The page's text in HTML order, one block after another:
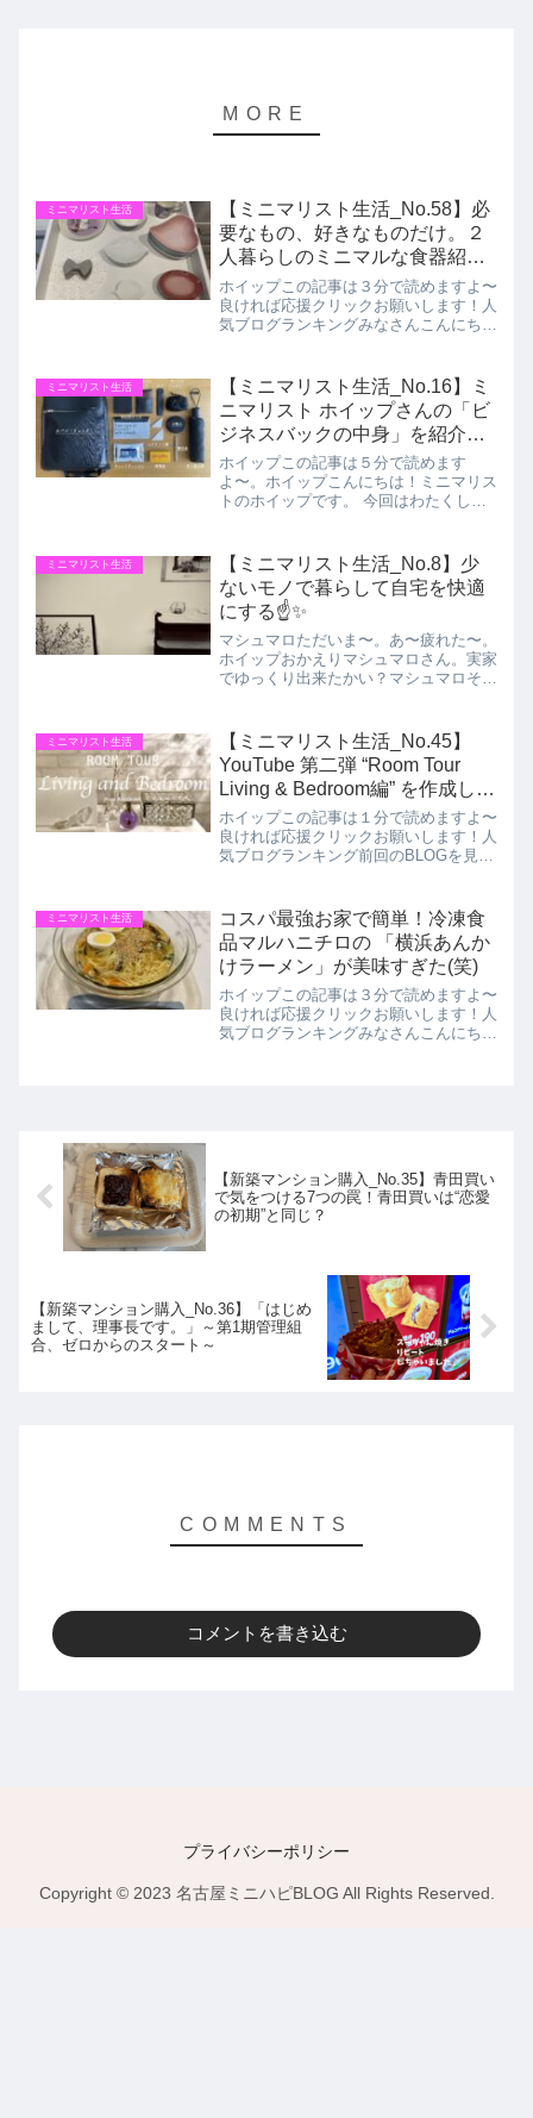
ミニマリスト生活
【ミニマリスト生活_No.58】必
要なもの、好きなものだけ。２
人暮らしのミニマルな食器紹
介。
ホイップこの記事は３分で読めますよ〜
良ければ応援クリックお願いします！人
気ブログランキングみなさんこんにちは
す！今週もお疲れ様です！朝晩の涼しさ
に秋を感じますね〜外が涼...
ミニマリスト生活
【ミニマリスト生活_No.16】ミ
ニマリスト ホイップさんの「ビ
ジネスバックの中身」を紹介
⭐️
ホイップこの記事は５分で読めます
よ〜。ホイップこんにちは！ミニマリス
トのホイップです。 今回はわたくしの
んにとって何かしらの参考になれば嬉し
いです。また最後まで読んでい...
ミニマリスト生活
【ミニマリスト生活_No.8】少
ないモノで暮らして自宅を快適
にする☝️✨
マシュマロただいま〜。あ〜疲れた〜。
ホイップおかえりマシュマロさん。実家
でゆっくり出来たかい？マシュマロそう
わ〜。マシュマロさんは実家から帰宅し
た際によくこのセリフを言いま...
ミニマリスト生活
【ミニマリスト生活_No.45】
YouTube 第二弾 “Room Tour
Living & Bedroom編” を作成しま
した！
ホイップこの記事は１分で読めますよ〜
良ければ応援クリックお願いします！人
気ブログランキング前回のBLOGを見て
再投稿させて頂きます！皆さんこんにち
はミニマリストホイ...
ミニマリスト生活
コスパ最強お家で簡単！冷凍食
品マルハニチロの 「横浜あんか
けラーメン」が美味すぎた(笑)
ホイップこの記事は３分で読めますよ〜
良ければ応援クリックお願いします！人
気ブログランキングみなさんこんにちは
【新築マンション購入_No.35】青田買い
で気をつける7つの罠！青田買いは“恋愛
の初期”と同じ？
【新築マンション購入_No.36】「はじめ
まして、理事長です。」～第1期管理組
合、ゼロからのスタート～
コメントを書き込む
プライバシーポリシー
Copyright © 2023 名古屋ミニハピBLOG All Rights Reserved.